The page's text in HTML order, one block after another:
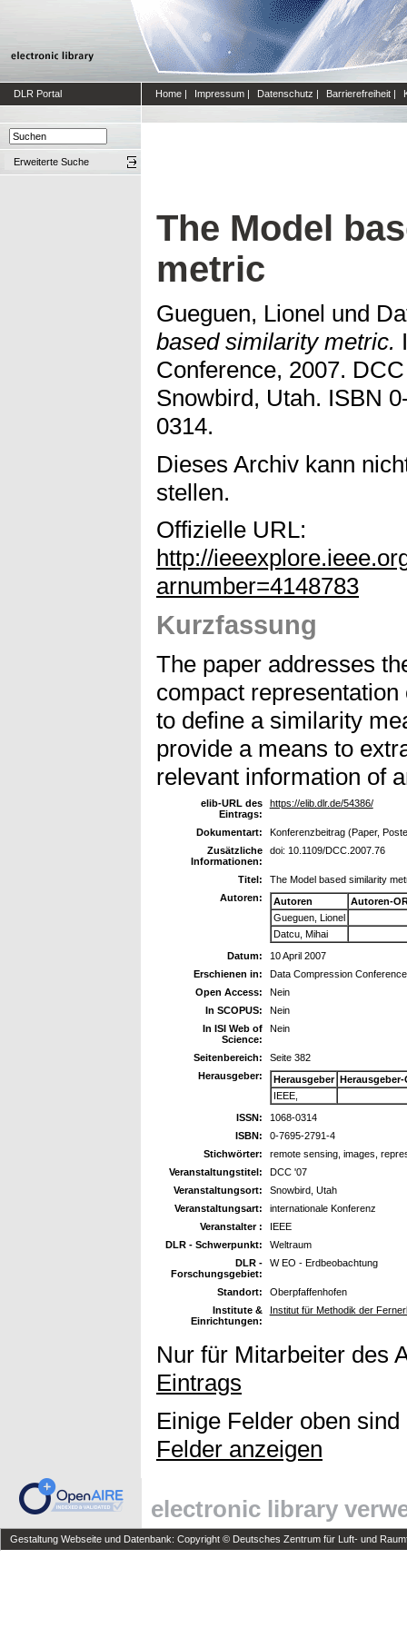
DLR Portal Home | Impressum | Datenschutz | Barrierefreiheit |
Erweiterte Suche
The Model
metric
Gueguen, Lionel und
based similarity metric.
Conference, 2007.
Snowbird, Utah. ISBN
0314.
Dieses Archiv kann
stellen.
Offizielle URL:
http://
arnumber=4148783
Kurzfassung
The paper addresses
compact
to define a similarity
provide a means to
relevant information of
elib-URL des
Eintrags:
https://elib.dlr.de/54386/
Dokumentart:
Konferenzbeitrag (Paper,
Zusätzliche
Informationen:
doi: 10.1109/DCC.2007.76
Titel:
The Model based similarity
Autoren:
Autoren
Autoren-
Gueguen, Lionel
Datcu, Mihai
Datum:
10 April 2007
Erschienen in:
Data Compression
Open Access:
Nein
In SCOPUS:
Nein
In ISI Web of
Science:
Nein
Seitenbereich:
Seite 382
Herausgeber:
Herausgeber
Herausgeber-
IEEE,
ISSN:
1068-0314
ISBN:
0-7695-2791-4
Stichwörter:
remote sensing, images,
Veranstaltungstitel:
DCC '07
Veranstaltungsort:
Snowbird, Utah
Veranstaltungsart:
internationale Konferenz
Veranstalter :
IEEE
DLR - Schwerpunkt:
Weltraum
DLR -
Forschungsgebiet:
W EO - Erdbeobachtung
Standort:
Oberpfaffenhofen
Institute &
Einrichtungen:
Institut für Methodik der
Nur für Mitarbeiter des
Eintrags
Einige Felder oben
Felder anzeigen
electronic library
Gestaltung Webseite und Datenbank: Copyright © Deutsches Zentrum für Luft- und